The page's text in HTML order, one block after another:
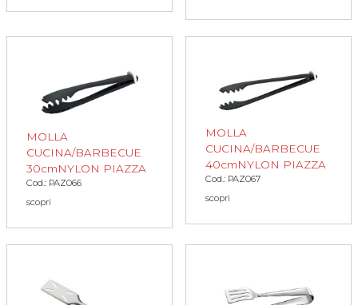
MOLLA
CUCINA/BARBECUE
30cmNYLON PIAZZA
Cod.: PAZ066
scopri
MOLLA
CUCINA/BARBECUE
40cmNYLON PIAZZA
Cod.: PAZ067
scopri